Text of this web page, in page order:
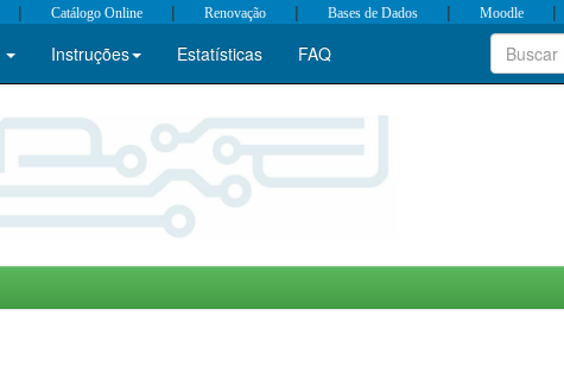
| Catálogo Online | Renovação | Bases de Dados | Moodle |
Instruções Estatísticas FAQ